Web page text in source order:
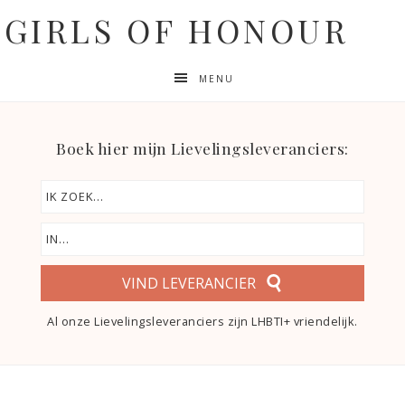
GIRLS OF HONOUR
MENU
Boek hier mijn Lievelingsleveranciers:
VIND LEVERANCIER
Al onze Lievelingsleveranciers zijn LHBTI+ vriendelijk.